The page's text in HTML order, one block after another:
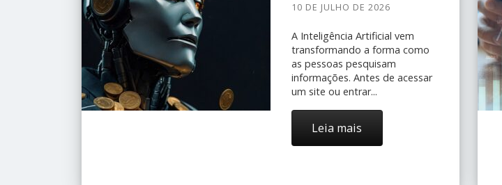
10 DE JULHO DE 2026
A Inteligência Artificial vem
transformando a forma como
as pessoas pesquisam
informações. Antes de acessar
um site ou entrar...
Leia mais